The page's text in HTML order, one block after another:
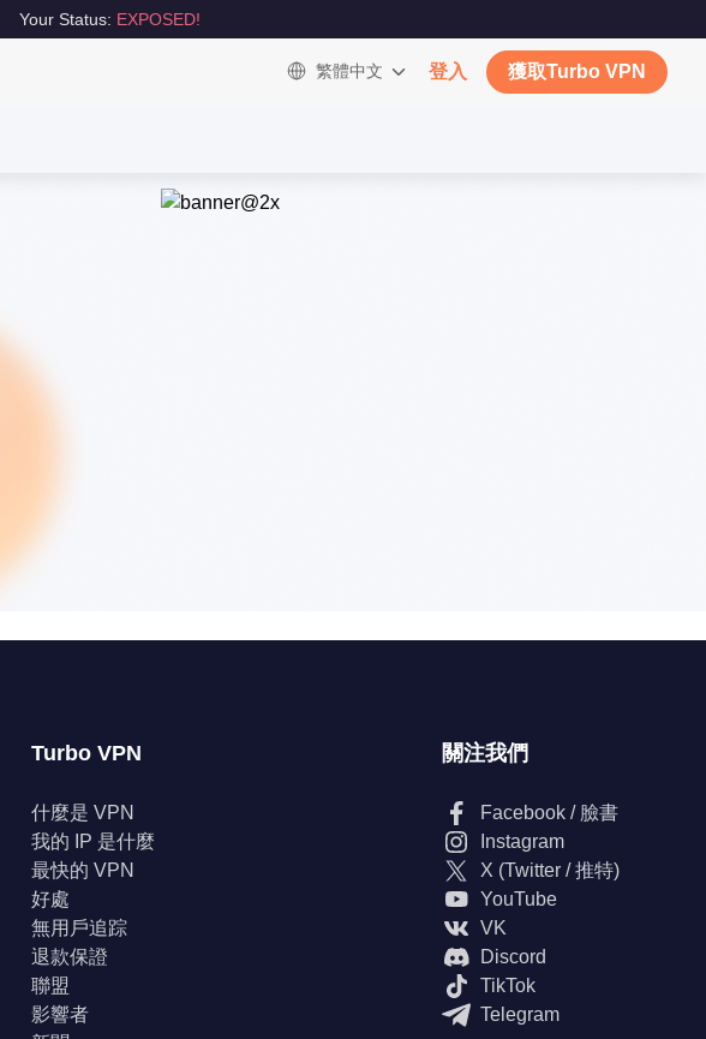
Your Status: EXPOSED!
繁體中文 登入 獲取Turbo VPN
Turbo VPN
什麼是 VPN
我的 IP 是什麼
最快的 VPN
好處
無用戶追踪
退款保證
聯盟
影響者
關注我們
Facebook / 臉書
Instagram
X (Twitter / 推特)
YouTube
VK
Discord
TikTok
Telegram